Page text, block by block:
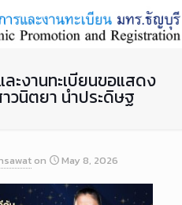
ะงานทะเบียนขอแสดง
วนิตยา นำประดิษฐ
on May 8, 2026